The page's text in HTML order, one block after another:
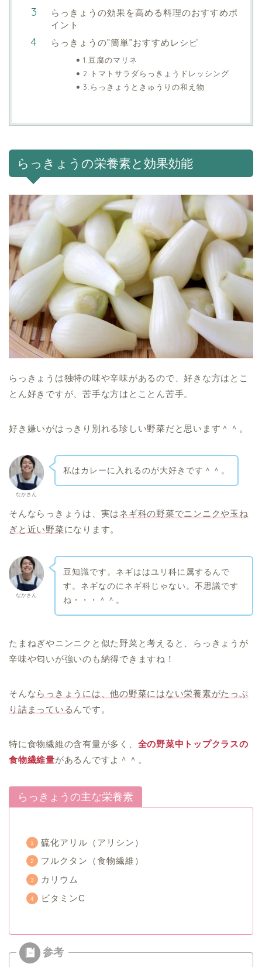
らっきょうの効果を高める料理のおすすめポ
イント
らっきょうの”簡単”おすすめレシピ
1.豆腐のマリネ
2.トマトサラダらっきょうドレッシング
3.らっきょうときゅうりの和え物
らっきょうの栄養素と効果効能
らっきょうは独特の味や辛味があるので、好きな方はとこ
とん好きですが、苦手な方はとことん苦手。
好き嫌いがはっきり別れる珍しい野菜だと思います＾＾。
なかさん
私はカレーに入れるのが大好きです＾＾。
そんならっきょうは、実はネギ科の野菜でニンニクや玉ね
ぎと近い野菜になります。
なかさん
豆知識です。ネギははユリ科に属するんで
す。ネギなのにネギ科じゃない。不思議です
ね・・・＾＾。
たまねぎやニンニクと似た野菜と考えると、らっきょうが
辛味や匂いが強いのも納得できますね！
そんならっきょうには、他の野菜にはない栄養素がたっぷ
り詰まっている んです。
特に食物繊維の含有量が多く、 全の野菜中トップクラスの
食物繊維量があるんですよ＾＾。
らっきょうの主な栄養素
硫化アリル（アリシン）
フルクタン（食物繊維）
カリウム
ビタミンC